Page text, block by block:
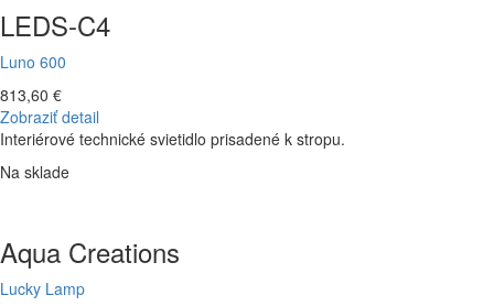
LEDS-C4
Luno 600
813,60 €
Zobraziť detail
Interiérové technické svietidlo prisadené k stropu.
Na sklade
Aqua Creations
Lucky Lamp